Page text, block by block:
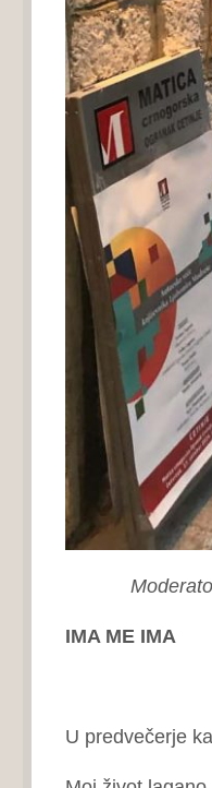
IMA ME IMA
U predvečerje